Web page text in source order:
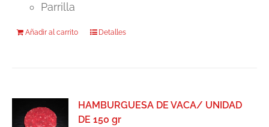
Parrilla
Añadir al carrito Detalles
HAMBURGUESA DE VACA/ UNIDAD
DE 150 gr